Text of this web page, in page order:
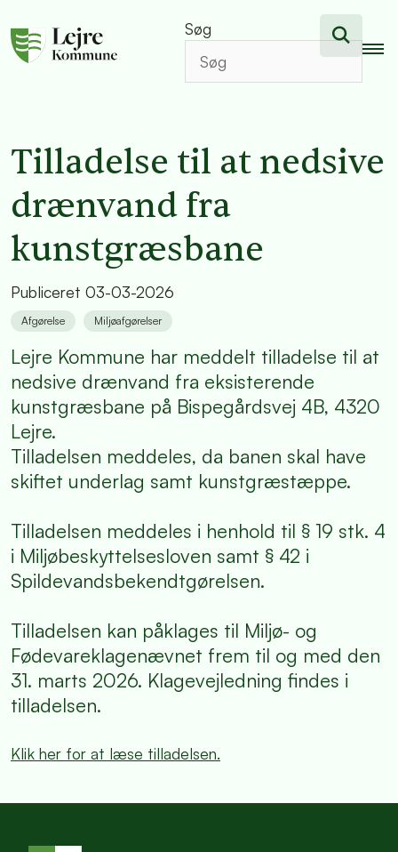
Søg
Tilladelse til at nedsive
drænvand fra
kunstgræsbane
Publiceret 03-03-2026
Afgørelse Miljøafgørelser
Lejre Kommune har meddelt tilladelse til at
nedsive drænvand fra eksisterende
kunstgræsbane på Bispegårdsvej 4B, 4320
Lejre.
Tilladelsen meddeles, da banen skal have
skiftet underlag samt kunstgræstæppe.
Tilladelsen meddeles i henhold til § 19 stk. 4
i Miljøbeskyttelsesloven samt § 42 i
Spildevandsbekendtgørelsen.
Tilladelsen kan påklages til Miljø- og
Fødevareklagenævnet frem til og med den
31. marts 2026. Klagevejledning findes i
tilladelsen.
Klik her for at læse tilladelsen.